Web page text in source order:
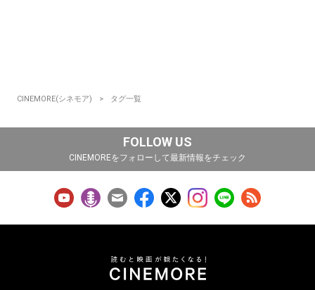
CINEMORE(シネモア) タグ一覧
FOLLOW US
CINEMOREをフォローして最新情報をチェック